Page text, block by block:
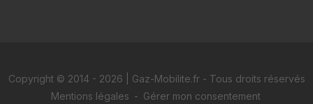
Copyright © 2014 - 2026 | Gaz-Mobilite.fr - Tous droits réservés
Mentions légales - Gérer mon consentement